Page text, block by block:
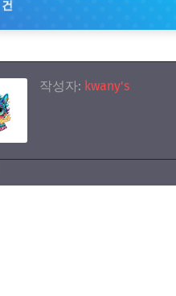
건
작성자: kwany's